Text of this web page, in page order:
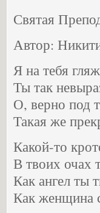
Святая
Автор:
Я на тебя
Ты так
О, верно под
Такая же
Какой-то
В твоих очах
Как ангел ты
Как женщина